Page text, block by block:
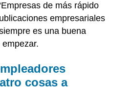
de más rápido
empresariales
es una buena
cosas a